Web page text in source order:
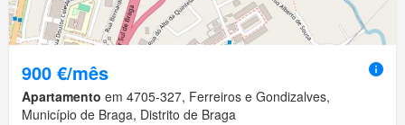
900 €/mês
Apartamento em 4705-327, Ferreiros e Gondizalves,
Município de Braga, Distrito de Braga